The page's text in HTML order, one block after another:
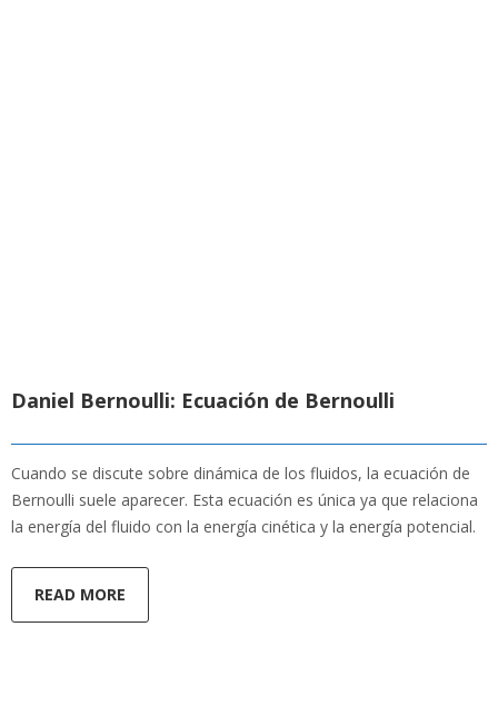
Daniel Bernoulli: Ecuación de Bernoulli
Cuando se discute sobre dinámica de los fluidos, la ecuación de
Bernoulli suele aparecer. Esta ecuación es única ya que relaciona
la energía del fluido con la energía cinética y la energía potencial.
READ MORE